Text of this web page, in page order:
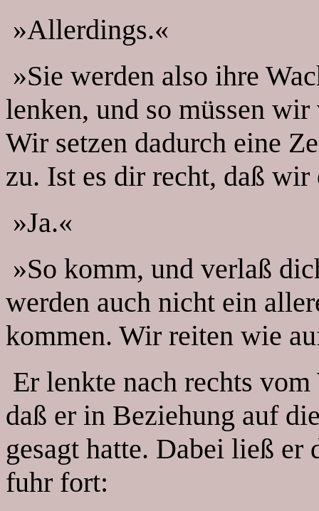
»Allerdings.«
»Sie werden also ihre
lenken, und so müssen
Wir setzen dadurch eine
zu. Ist es dir recht, daß
»Ja.«
»So komm, und verlaß
werden auch nicht ein
kommen. Wir reiten wie
Er lenkte nach rechts
daß er in Beziehung auf
gesagt hatte. Dabei ließ er
fuhr fort: